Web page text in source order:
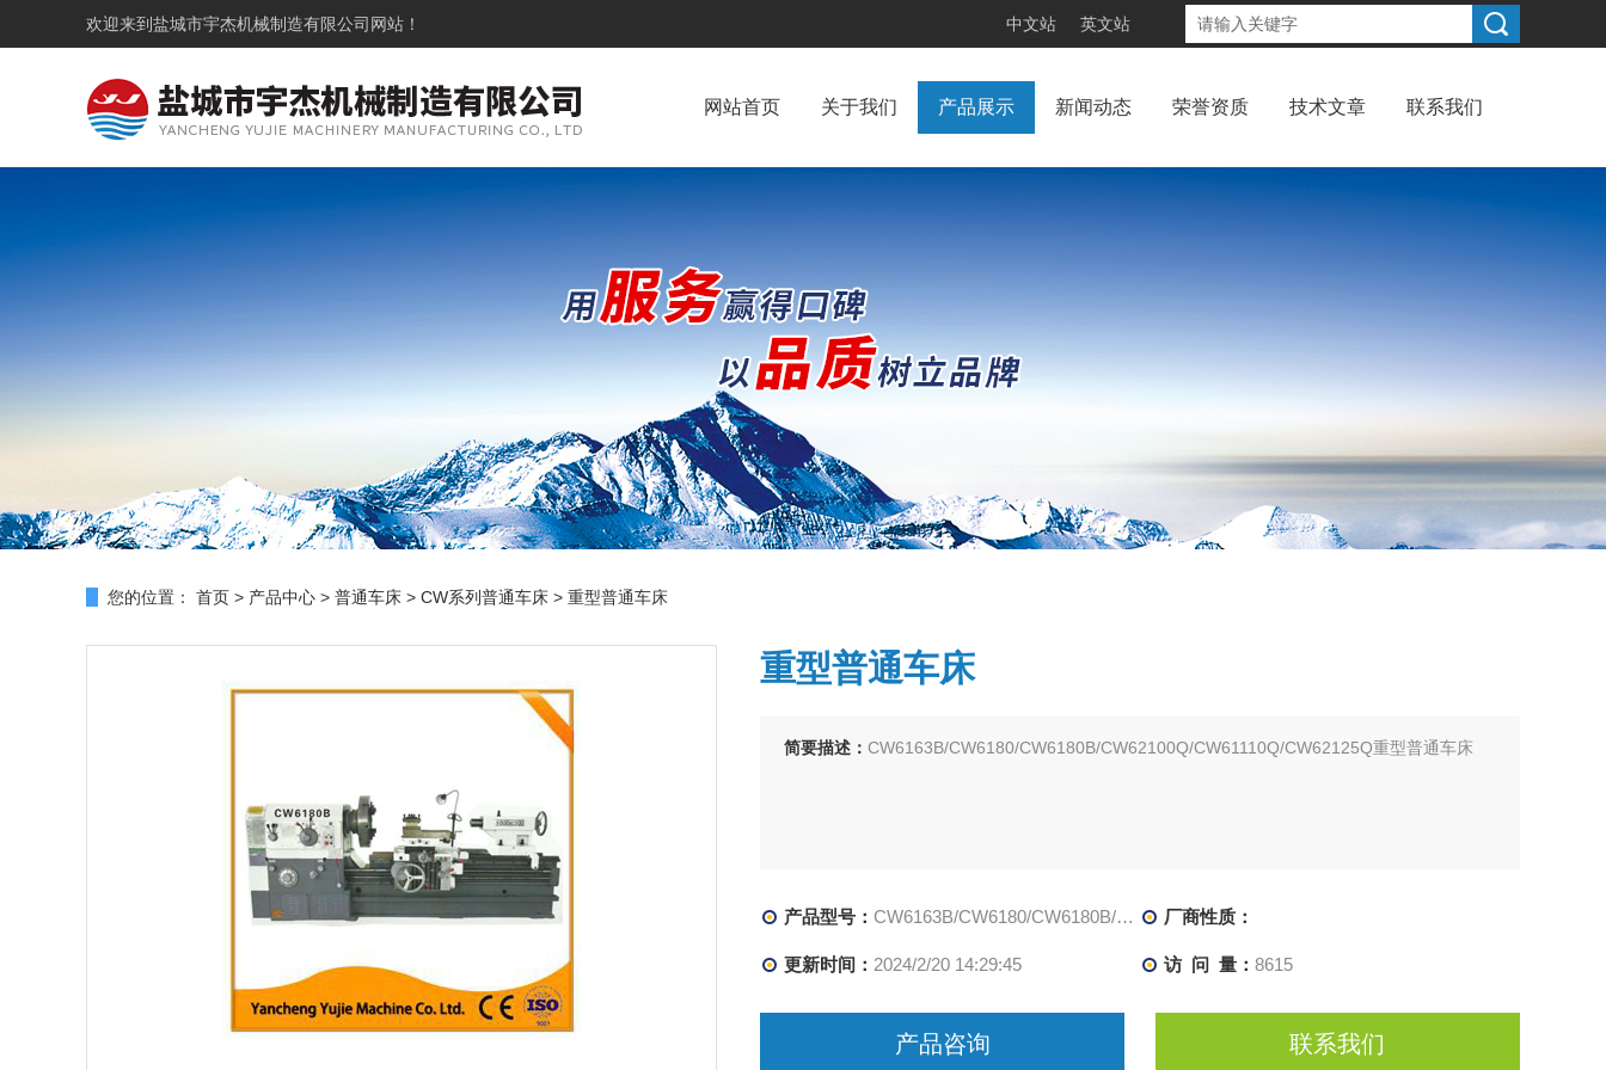
欢迎来到 盐城市宇杰机械制造有限公司 网站！ 中文站 英文站
网站首页 关于我们 产品展示 新闻动态 荣誉资质 技术文章 联系我们
您的位置： 首页 > 产品中心 > 普通车床 > CW系列普通车床 > 重型普通车床
重型普通车床
简要描述： CW6163B/CW6180/CW6180B/CW62100Q/CW61110Q/CW62125Q重型普通车床
产品型号： CW6163B/CW6180/CW6180B/CW62100Q/CW61110Q/CW62125Q 厂商性质：
更新时间： 2024/2/20 14:29:45 访 问 量： 8615
产品咨询 联系我们